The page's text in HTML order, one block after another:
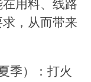
用料、线路
，从而带来
季）：打火